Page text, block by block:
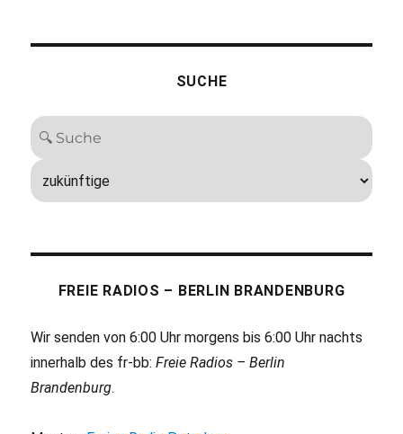
SUCHE
FREIE RADIOS – BERLIN BRANDENBURG
Wir senden von 6:00 Uhr morgens bis 6:00 Uhr nachts
innerhalb des fr-bb:Freie Radios – Berlin
Brandenburg.